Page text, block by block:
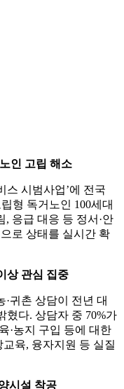
인 고립 해소
스 시범사업’에 전국
형 독거노인 100세대
, 응급 대응 등 정서·안
로 상태를 실시간 확
상 관심 집중
귀촌 상담이 전년 대
혔다. 상담자 중 70%가
·농지 구입 등에 대한
육, 융자지원 등 실질
시설 착공